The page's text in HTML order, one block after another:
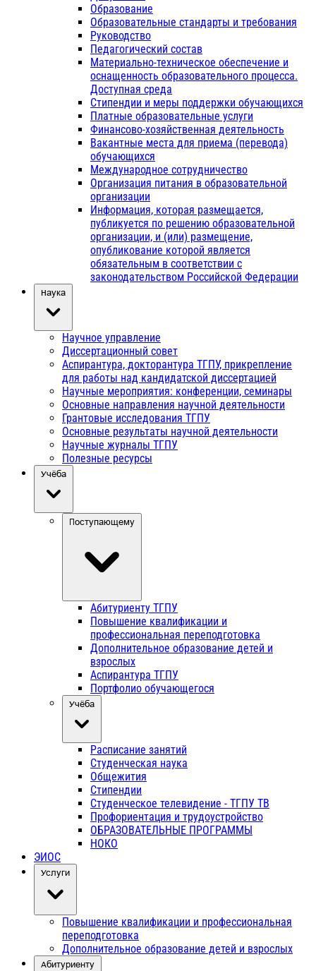
Образование
Образовательные стандарты и требования
Руководство
Педагогический состав
Материально-техническое обеспечение и
оснащенность образовательного процесса.
Доступная среда
Стипендии и меры поддержки обучающихся
Платные образовательные услуги
Финансово-хозяйственная деятельность
Вакантные места для приема (перевода)
обучающихся
Международное сотрудничество
Организация питания в образовательной
организации
Информация, которая размещается,
публикуется по решению образовательной
организации, и (или) размещение,
опубликование которой является
обязательным в соответствии с
законодательством Российской Федерации
Наука
Научное управление
Диссертационный совет
Аспирантура, докторантура ТГПУ, прикрепление
для работы над кандидатской диссертацией
Научные мероприятия: конференции, семинары
Основные направления научной деятельности
Грантовые исследования ТГПУ
Основные результаты научной деятельности
Научные журналы ТГПУ
Полезные ресурсы
Учёба
Поступающему
Абитуриенту ТГПУ
Повышение квалификации и
профессиональная переподготовка
Дополнительное образование детей и
взрослых
Аспирантура ТГПУ
Портфолио обучающегося
Учёба
Расписание занятий
Студенческая наука
Общежития
Стипендии
Студенческое телевидение - ТГПУ ТВ
Профориентация и трудоустройство
ОБРАЗОВАТЕЛЬНЫЕ ПРОГРАММЫ
НОКО
ЭИОС
Услуги
Повышение квалификации и профессиональная
переподготовка
Дополнительное образование детей и взрослых
Абитуриенту